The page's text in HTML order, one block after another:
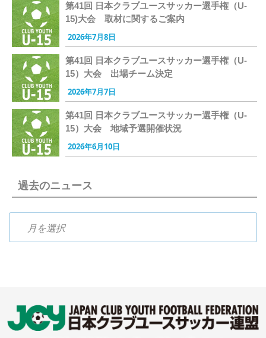
第41回 日本クラブユースサッカー選手権（U-
15)大会 取材に関するご案内
2026年7月8日
第41回 日本クラブユースサッカー選手権（U-
15）大会 出場チーム決定
2026年7月7日
第41回 日本クラブユースサッカー選手権（U-
15）大会 地域予選開催状況
2026年6月10日
過去のニュース